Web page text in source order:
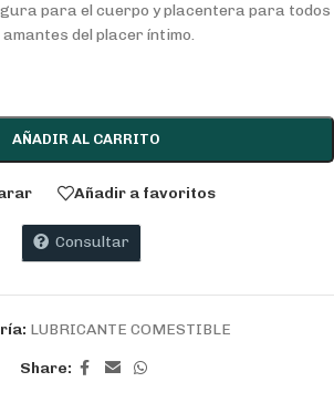
para el cuerpo y placentera para todos
amantes del placer íntimo.
AÑADIR AL CARRITO
Añadir a favoritos
Consultar
LUBRICANTE COMESTIBLE
Share: